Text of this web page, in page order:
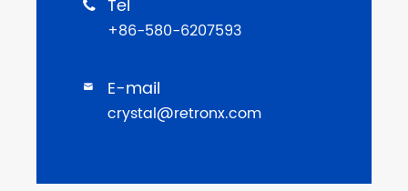
 Tel
+86-580-6207593
 E-mail
crystal@retronx.com